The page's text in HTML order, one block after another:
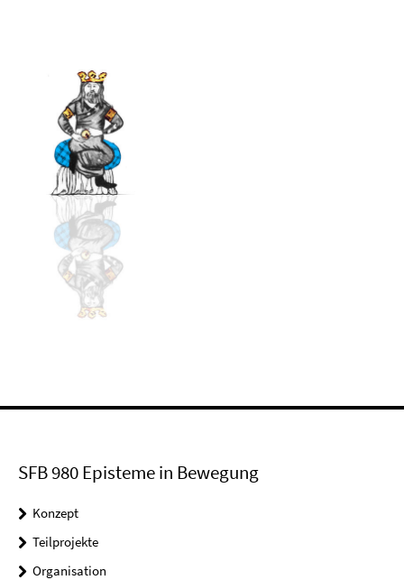
SFB 980 Episteme in Bewegung
Konzept
Teilprojekte
Organisation